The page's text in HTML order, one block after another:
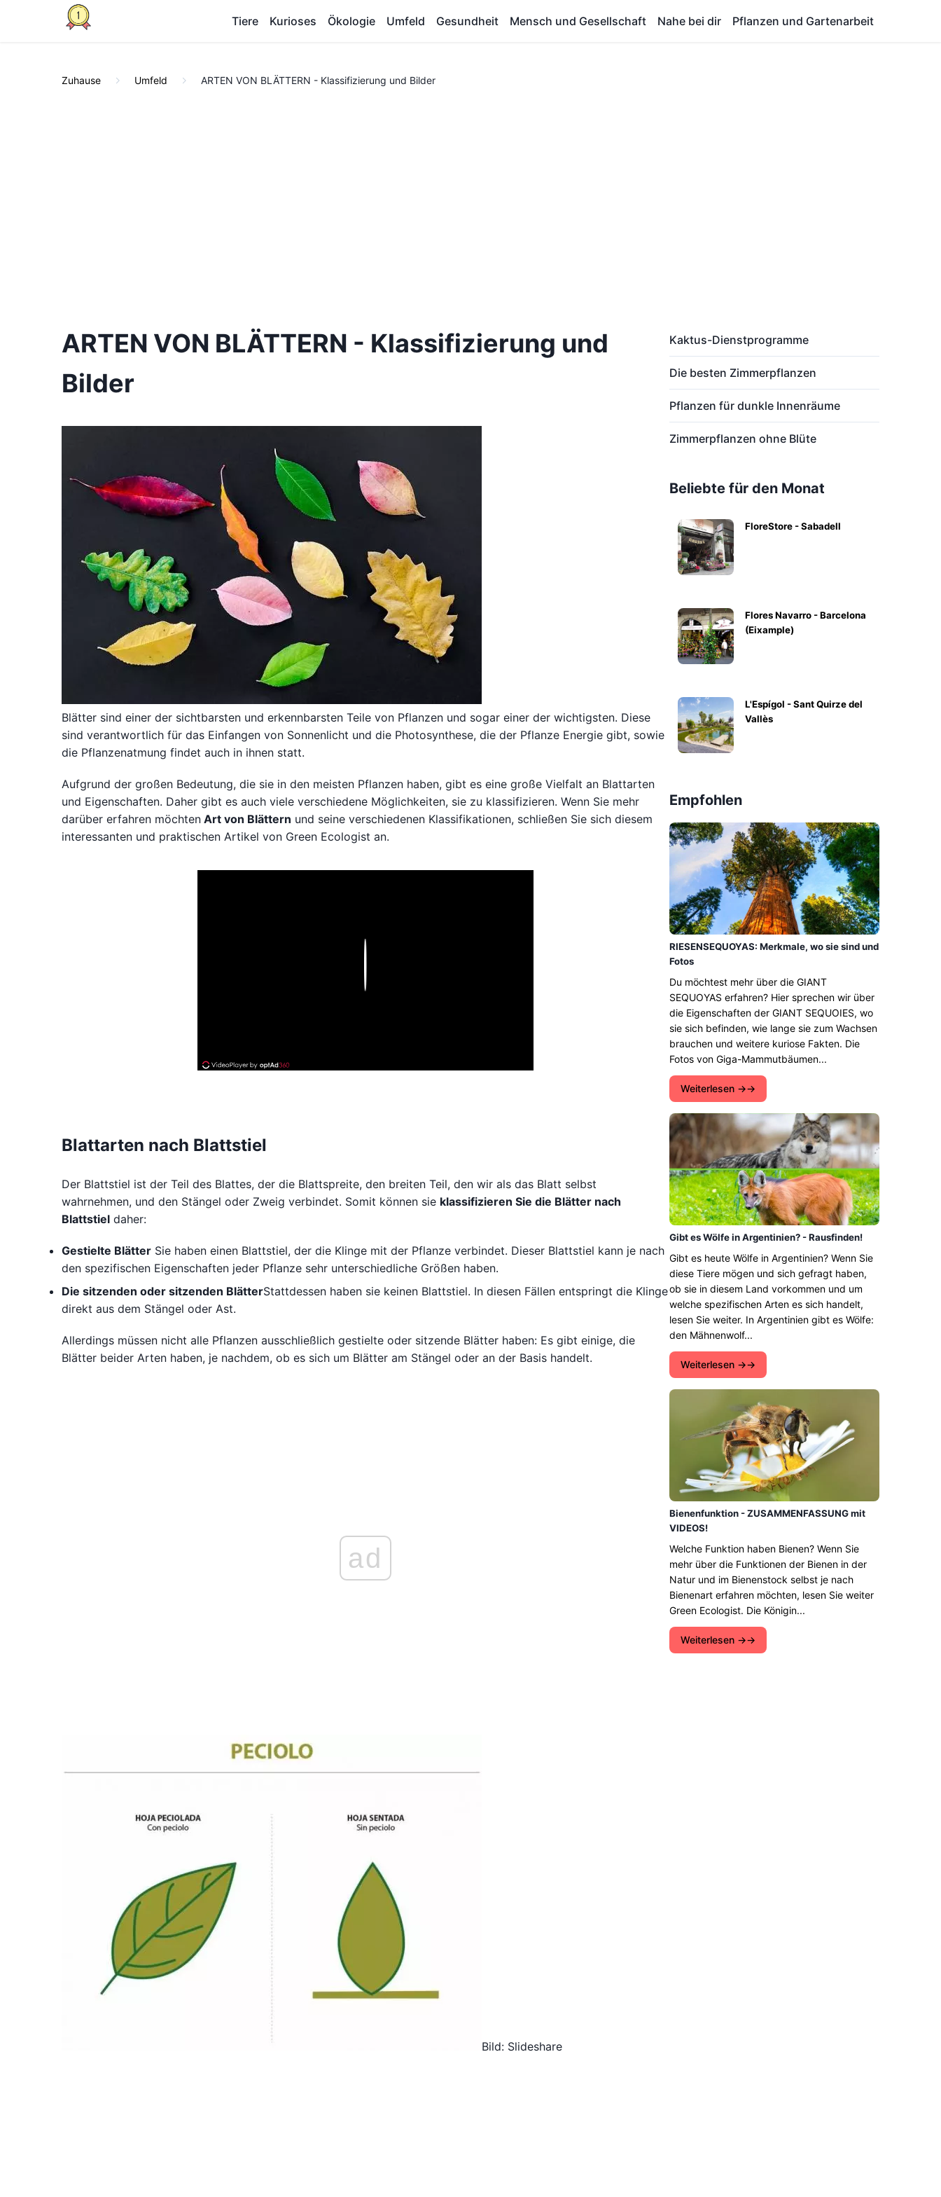
Tiere Kurioses Ökologie Umfeld Gesundheit Mensch und Gesellschaft Nahe bei dir Pflanzen und Gartenarbeit
Zuhause Umfeld ARTEN VON BLÄTTERN - Klassifizierung und Bilder
ARTEN VON BLÄTTERN - Klassifizierung und
Bilder
Blätter sind einer der sichtbarsten und erkennbarsten Teile von Pflanzen und sogar einer der wichtigsten. Diese
sind verantwortlich für das Einfangen von Sonnenlicht und die Photosynthese, die der Pflanze Energie gibt, sowie
die Pflanzenatmung findet auch in ihnen statt.
Aufgrund der großen Bedeutung, die sie in den meisten Pflanzen haben, gibt es eine große Vielfalt an Blattarten
und Eigenschaften. Daher gibt es auch viele verschiedene Möglichkeiten, sie zu klassifizieren. Wenn Sie mehr
darüber erfahren möchten Art von Blättern und seine verschiedenen Klassifikationen, schließen Sie sich diesem
interessanten und praktischen Artikel von Green Ecologist an.
Blattarten nach Blattstiel
Der Blattstiel ist der Teil des Blattes, der die Blattspreite, den breiten Teil, den wir als das Blatt selbst
wahrnehmen, und den Stängel oder Zweig verbindet. Somit können sie klassifizieren Sie die Blätter nach
Blattstiel daher:
Gestielte Blätter Sie haben einen Blattstiel, der die Klinge mit der Pflanze verbindet. Dieser Blattstiel kann je nach
den spezifischen Eigenschaften jeder Pflanze sehr unterschiedliche Größen haben.
Die sitzenden oder sitzenden BlätterStattdessen haben sie keinen Blattstiel. In diesen Fällen entspringt die Klinge
direkt aus dem Stängel oder Ast.
Allerdings müssen nicht alle Pflanzen ausschließlich gestielte oder sitzende Blätter haben: Es gibt einige, die
Blätter beider Arten haben, je nachdem, ob es sich um Blätter am Stängel oder an der Basis handelt.
ad
Bild: Slideshare
Kaktus-Dienstprogramme
Die besten Zimmerpflanzen
Pflanzen für dunkle Innenräume
Zimmerpflanzen ohne Blüte
Beliebte für den Monat
FloreStore - Sabadell
Flores Navarro - Barcelona
(Eixample)
L'Espígol - Sant Quirze del
Vallès
Empfohlen
RIESENSEQUOYAS: Merkmale, wo sie sind und
Fotos
Du möchtest mehr über die GIANT
SEQUOYAS erfahren? Hier sprechen wir über
die Eigenschaften der GIANT SEQUOIES, wo
sie sich befinden, wie lange sie zum Wachsen
brauchen und weitere kuriose Fakten. Die
Fotos von Giga-Mammutbäumen...
Weiterlesen →
Gibt es Wölfe in Argentinien? - Rausfinden!
Gibt es heute Wölfe in Argentinien? Wenn Sie
diese Tiere mögen und sich gefragt haben,
ob sie in diesem Land vorkommen und um
welche spezifischen Arten es sich handelt,
lesen Sie weiter. In Argentinien gibt es Wölfe:
den Mähnenwolf...
Weiterlesen →
Bienenfunktion - ZUSAMMENFASSUNG mit
VIDEOS!
Welche Funktion haben Bienen? Wenn Sie
mehr über die Funktionen der Bienen in der
Natur und im Bienenstock selbst je nach
Bienenart erfahren möchten, lesen Sie weiter
Green Ecologist. Die Königin...
Weiterlesen →